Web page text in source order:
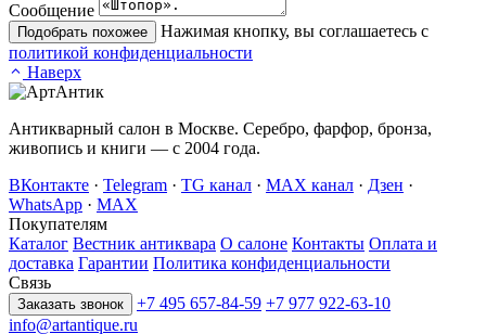
Сообщение
Подобрать похожее
Нажимая кнопку, вы соглашаетесь с
политикой конфиденциальности
Наверх
Антикварный салон в Москве. Серебро, фарфор, бронза,
живопись и книги — с 2004 года.
ВКонтакте · Telegram · TG канал · MAX канал · Дзен ·
WhatsApp · MAX
Покупателям
Каталог Вестник антиквара О салоне Контакты Оплата и
доставка Гарантии Политика конфиденциальности
Связь
Заказать звонок +7 495 657-84-59 +7 977 922-63-10
info@artantique.ru